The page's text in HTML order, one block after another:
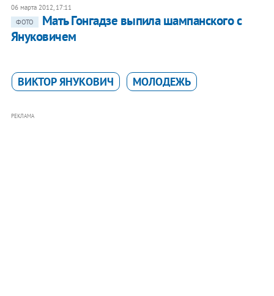
06 марта 2012, 17:11
ФОТО
Мать Гонгадзе выпила шампанского с
Януковичем
ВИКТОР ЯНУКОВИЧ МОЛОДЕЖЬ
РЕКЛАМА